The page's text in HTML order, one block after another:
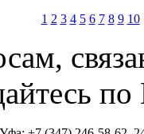
1 2 3 4 5 6 7 8 9 10